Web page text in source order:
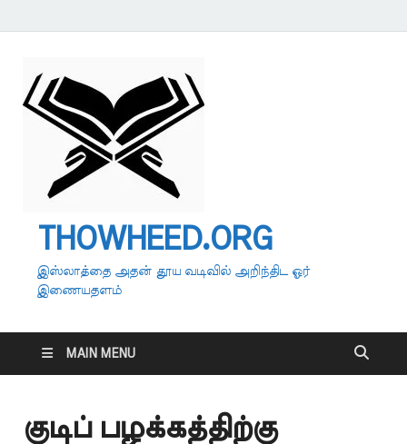
THOWHEED.ORG
இஸ்லாத்தை அதன் தூய வடிவில் அறிந்திட ஓர்
இணையதளம்
MAIN MENU
குடிப் பழக்கத்திற்கு